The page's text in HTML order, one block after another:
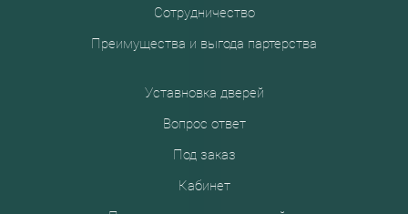
Сотрудничество
Преимущества и выгода партерства
Уставновка дверей
Вопрос ответ
Под заказ
Кабинет